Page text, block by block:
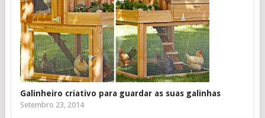
Galinheiro criativo para guardar as suas galinhas
Setembro 23, 2014